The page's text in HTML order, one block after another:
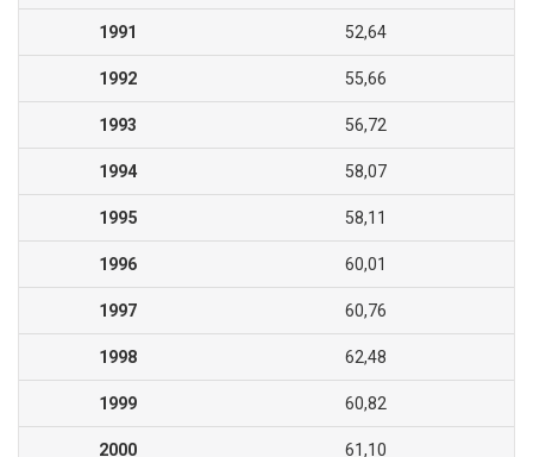
1991 52,64
1992 55,66
1993 56,72
1994 58,07
1995 58,11
1996 60,01
1997 60,76
1998 62,48
1999 60,82
2000 61,10